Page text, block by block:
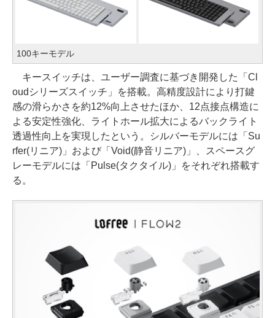
100キーモデル
キースイッチは、ユーザー調査に基づき開発した「Cl
oudシリーズスイッチ」を搭載。高精度設計により打鍵
感の滑らかさを約12%向上させたほか、12点接点構造に
よる安定性強化、ライトホール拡大によるバックライト
透過性向上を実現したという。シルバーモデルには「Su
rfer(リニア)」および「Void(静音リニア)」、スペースグ
レーモデルには「Pulse(タクタイル)」をそれぞれ搭載す
る。